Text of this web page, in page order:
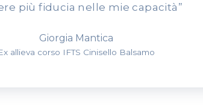
più fiducia nelle mie capacità”
Giorgia Mantica
allieva corso IFTS Cinisello Balsamo